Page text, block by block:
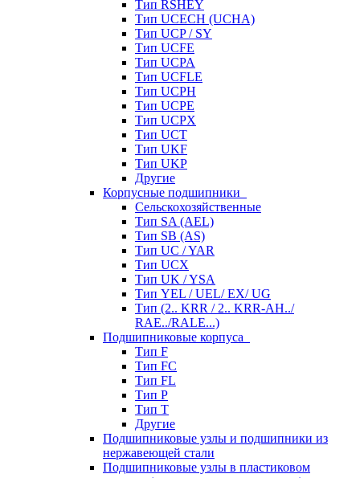
Тип RSHEY
Тип UCECH (UCHA)
Тип UCP / SY
Тип UCFE
Тип UCPA
Тип UCFLE
Тип UCPH
Тип UCPE
Тип UCPX
Тип UCT
Тип UKF
Тип UKP
Другие
Корпусные подшипники
Сельскохозяйственные
Тип SA (AEL)
Тип SB (AS)
Тип UC / YAR
Тип UCX
Тип UK / YSA
Тип YEL / UEL/ EX/ UG
Тип (2.. KRR / 2.. KRR-AH../
RAE../RALE...)
Подшипниковые корпуса
Тип F
Тип FC
Тип FL
Тип P
Тип T
Другие
Подшипниковые узлы и подшипники из
нержавеющей стали
Подшипниковые узлы в пластиковом